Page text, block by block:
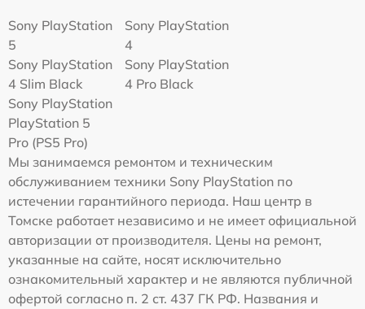
Sony PlayStation
5
Sony PlayStation
4
Sony PlayStation
4 Slim Black
Sony PlayStation
4 Pro Black
Sony PlayStation
PlayStation 5
Pro (PS5 Pro)
Мы занимаемся ремонтом и техническим
обслуживанием техники Sony PlayStation по
истечении гарантийного периода. Наш центр в
Томске работает независимо и не имеет официальной
авторизации от производителя. Цены на ремонт,
указанные на сайте, носят исключительно
ознакомительный характер и не являются публичной
офертой согласно п. 2 ст. 437 ГК РФ. Названия и